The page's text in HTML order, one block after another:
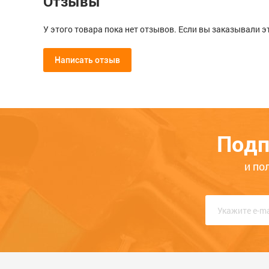
У этого товара пока нет отзывов. Если вы заказывали
Написать отзыв
и